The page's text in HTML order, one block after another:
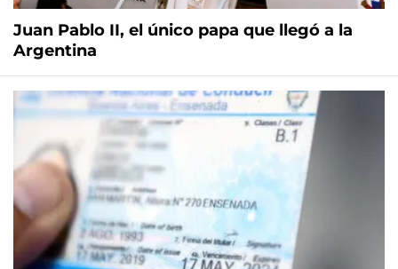
Juan Pablo II, el único papa que llegó a la
Argentina